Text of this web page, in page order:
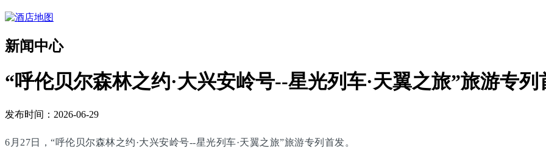
新闻中心
“呼伦贝尔森林之约·大兴安岭号--星光列车·天翼之旅”旅游专列
发布时间：2026-06-29
6月27日，“呼伦贝尔森林之约·大兴安岭号--星光列车·天翼之旅”旅游专列首发。